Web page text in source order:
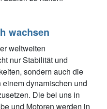
wachsen
weltweiten
nur Stabilität und
sondern auch die
dynamischen und
Die bei uns in
und Motoren werden in